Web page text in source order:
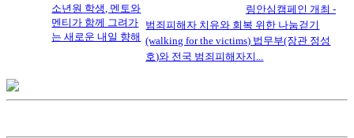
소년원 학생, 멘토와
멘티가 함께 그려가
는 새로운 내일 향해
링안심캠페인 개최 -
범죄피해자 치유와 회복 위한 나눔걷기
(walking for the victims) 법무부(장관 정성
호)와 전국 범죄피해자지...